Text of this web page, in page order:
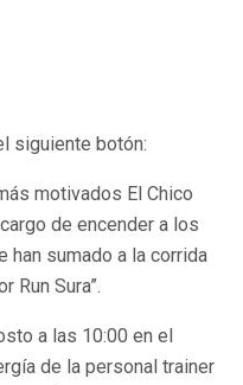
siguiente botón:
motivados El Chico
de encender a los
sumado a la corrida
Run Sura”.
a las 10:00 en el
de la personal trainer